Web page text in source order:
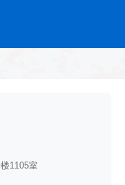
1105室